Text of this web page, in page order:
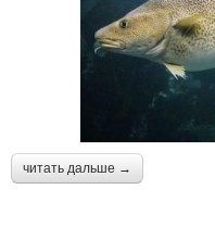
читать дальше →